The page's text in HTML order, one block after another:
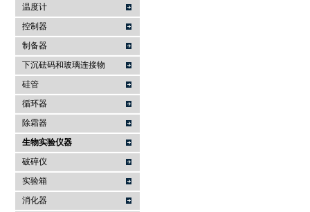
温度计
控制器
制备器
下沉砝码和玻璃连接物
硅管
循环器
除霜器
生物实验仪器
破碎仪
实验箱
消化器